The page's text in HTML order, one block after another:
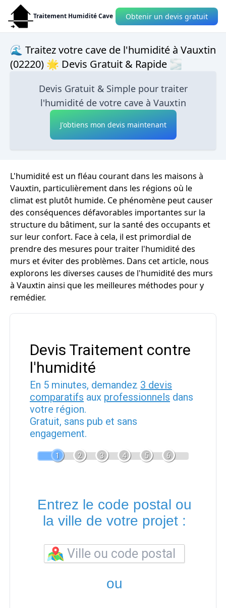
Traitement Humidité Cave Obtenir un devis gratuit
🌊 Traitez votre cave de l'humidité à Vauxtin
(02220) 🌟 Devis Gratuit & Rapide 🌫
Devis Gratuit & Simple pour traiter
l'humidité de votre cave à Vauxtin
J'obtiens mon devis maintenant
L'humidité est un fléau courant dans les maisons à
Vauxtin, particulièrement dans les régions où le
climat est plutôt humide. Ce phénomène peut causer
des conséquences défavorables importantes sur la
structure du bâtiment, sur la santé des occupants et
sur leur confort. Face à cela, il est primordial de
prendre des mesures pour traiter l'humidité des
murs et éviter des problèmes. Dans cet article, nous
explorons les diverses causes de l'humidité des murs
à Vauxtin ainsi que les meilleures méthodes pour y
remédier.
Devis Traitement contre
l'humidité
En 5 minutes, demandez 3 devis
comparatifs aux professionnels dans
votre région.
Gratuit, sans pub et sans
engagement.
1 2 3 4 5 6
Entrez le code postal ou
la ville de votre projet :
ou